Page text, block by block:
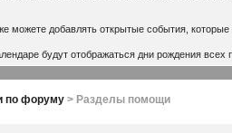
можете добавлять открытые события,
будут отображаться дни рождения
по форуму > Разделы помощи